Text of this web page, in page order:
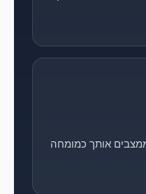
אותך כמומחה